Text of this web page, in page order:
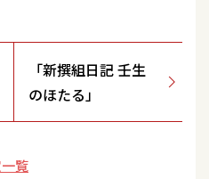
「新撰組日記 壬生
のほたる」
覧